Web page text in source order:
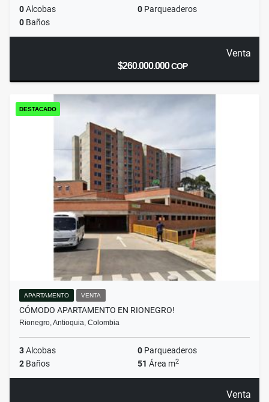
0Alcobas 0 Parqueaderos
0 Baños
Venta
$260.000.000COP
DESTACADO
APARTAMENTO VENTA
CÓMODO APARTAMENTO EN RIONEGRO!
Rionegro, Antioquia, Colombia
3Alcobas 0 Parqueaderos
2 Baños 51 Área m2
Venta